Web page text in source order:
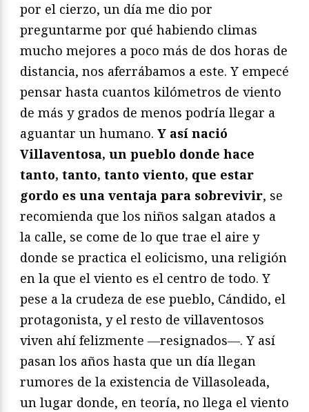
por el cierzo, un día me dio por
preguntarme por qué habiendo climas
mucho mejores a poco más de dos horas de
distancia, nos aferrábamos a este. Y empecé
pensar hasta cuantos kilómetros de viento
de más y grados de menos podría llegar a
aguantar un humano. Y así nació
Villaventosa, un pueblo donde hace
tanto, tanto, tanto viento, que estar
gordo es una ventaja para sobrevivir, se
recomienda que los niños salgan atados a
la calle, se come de lo que trae el aire y
donde se practica el eolicismo, una religión
en la que el viento es el centro de todo. Y
pese a la crudeza de ese pueblo, Cándido, el
protagonista, y el resto de villaventosos
viven ahí felizmente ―resignados―. Y así
pasan los años hasta que un día llegan
rumores de la existencia de Villasoleada,
un lugar donde, en teoría, no llega el viento